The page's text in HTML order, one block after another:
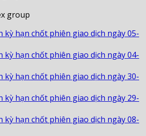
kỳ hạn chốt phiên giao dịch ngày 05-
kỳ hạn chốt phiên giao dịch ngày 04-
kỳ hạn chốt phiên giao dịch ngày 30-
kỳ hạn chốt phiên giao dịch ngày 29-
kỳ hạn chốt phiên giao dịch ngày 08-